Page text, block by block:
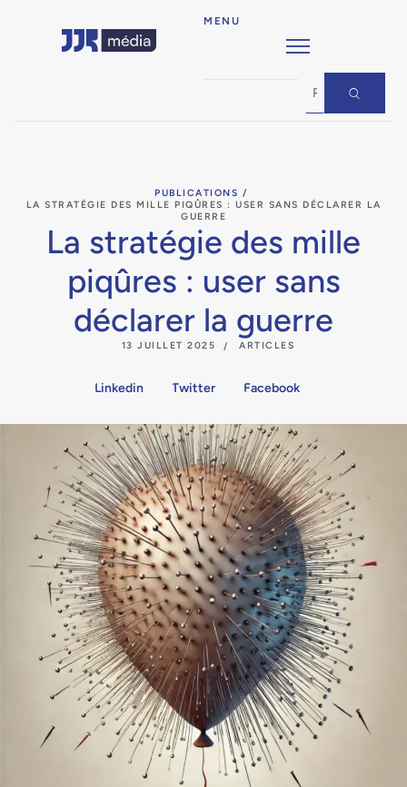
MENU
PUBLICATIONS /
LA STRATÉGIE DES MILLE PIQÛRES : USER SANS DÉCLARER LA
GUERRE
La stratégie des mille
piqûres : user sans
déclarer la guerre
13 JUILLET 2025 ARTICLES
Linkedin Twitter Facebook